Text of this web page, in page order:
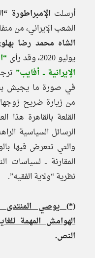
أرسلت الإمبراطورة
الشعب الإيراني، من
الشاه محمد رضا
يوليو 2020، وقد رأى
الإيرانية ــ أفايب”
في صورة ما يجيش
من زيارة ضريح
القلعة بالقاهرة هذا
الرسائل السياسية
والتي تتعرض فيها
المقارنة ــ لسياسات
نظرية “ولاية الفقيه”.
(*)يوصي المنتدى
الهوامش المهمة
النص.